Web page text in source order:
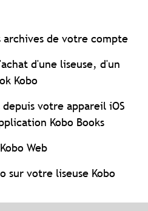
archives de votre compte
d'une liseuse, d'un
Kobo
votre appareil iOS
Kobo Books
Web
sur votre liseuse Kobo